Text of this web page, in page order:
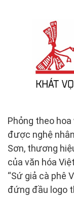
Phỏng theo
được nghệ
Sơn, thương
của văn hóa
“Sứ giả cà phê
đứng đầu logo